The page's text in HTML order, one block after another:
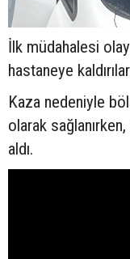
İlk müdahalesi
hastaneye
Kaza nedeniyle
olarak
aldı.